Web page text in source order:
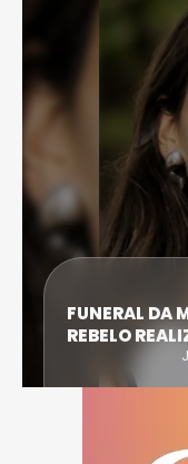
FUNERAL DA
REBELO